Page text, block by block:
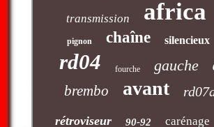
transmission africa
pignon chaîne silencieux
rd04 fourche gauche
brembo avant
rétroviseur 90-92 carénage